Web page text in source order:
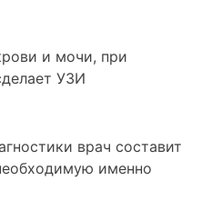
и мочи, при
УЗИ
врач составит
именно